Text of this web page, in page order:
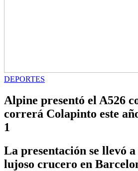
DEPORTES
Alpine presentó el A526
correrá Colapinto este
1
La presentación se llevó a
lujoso crucero en